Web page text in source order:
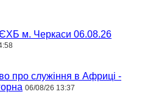
м. Черкаси 06.08.26
про служіння в Африці -
06/08/26 13:37